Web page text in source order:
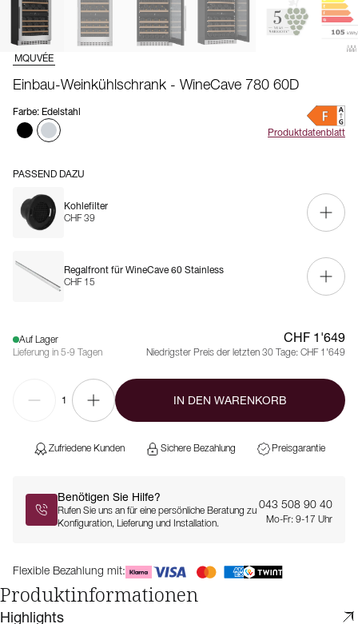
MQUVÉE
Einbau-Weinkühlschrank - WineCave 780 60D
Farbe: Edelstahl
Produktdatenblatt
PASSEND DAZU
Kohlefilter
CHF 39
Regalfront für WineCave 60 Stainless
CHF 15
Auf Lager
Lieferung in 5-9 Tagen
CHF 1'649
Niedrigster Preis der letzten 30 Tage: CHF 1'649
1 IN DEN WARENKORB
Zufriedene Kunden Sichere Bezahlung Preisgarantie
Benötigen Sie Hilfe?
Rufen Sie uns an für eine persönliche Beratung zu
Konfiguration, Lieferung und Installation.
043 508 90 40
Mo-Fr: 9-17 Uhr
Flexible Bezahlung mit:
Produktinformationen
Highlights